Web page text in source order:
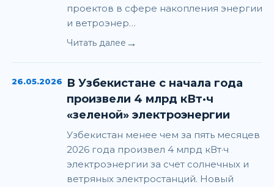
проектов в сфере накопления энергии
и ветроэнер…
Читать далее →
26.05.2026
В Узбекистане с начала года
произвели 4 млрд кВт·ч
«зеленой» электроэнергии
Узбекистан менее чем за пять месяцев
2026 года произвел 4 млрд кВт·ч
электроэнергии за счет солнечных и
ветряных электростанций. Новый